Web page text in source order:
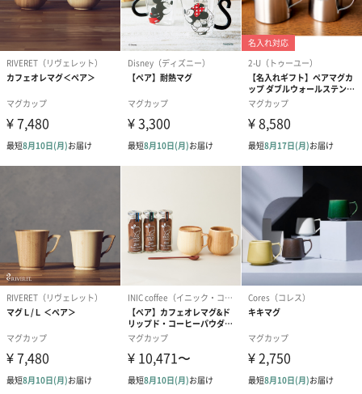
はお控えください。
※ 衣類や家具に直接当たらないようにご使用ください。
※ サシェの中のお花は季節によって変更になる可能性がありま
す。
そのほかのコラボギフトセットBOXはこちらから
「MERY&」とのギフトセットBOXは全部で3種類。
どれも「MERY&」メンバーのリアルな声から生まれた、本当にも
らって嬉しいギフトセットなので
ぜひ下のボタンからチェックしてみてください！
※紙パッキンの色が画像と異なる場合がございます。